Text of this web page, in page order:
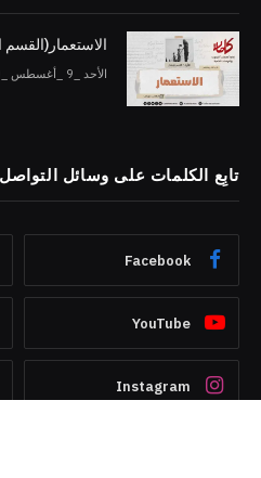
الاستعمار(القسم
الأحد _9 _أغسطس _2026AH 9-8-2026AD
تابِع الكلمات على وسائل
Facebook
YouTube
Instagram